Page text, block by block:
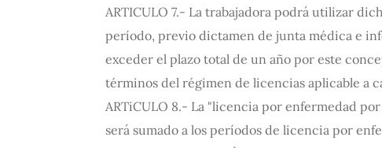
ARTICULO 7.- La trabajadora podrá utilizar
período, previo dictamen de junta médica e
exceder el plazo total de un año por este
términos del régimen de licencias aplicable a
ARTiCULO 8.- La "licencia por enfermedad
será sumado a los períodos de licencia por